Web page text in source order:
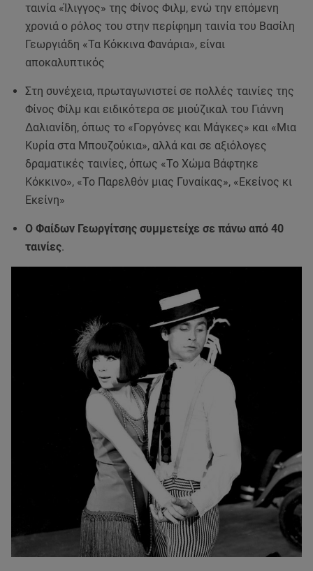
ταινία «Ίλιγγος» της Φίνος Φιλμ, ενώ την επόμενη
χρονιά ο ρόλος του στην περίφημη ταινία του Βασίλη
Γεωργιάδη «Τα Κόκκινα Φανάρια», είναι
αποκαλυπτικός
Στη συνέχεια, πρωταγωνιστεί σε πολλές ταινίες της
Φίνος Φίλμ και ειδικότερα σε μιούζικαλ του Γιάννη
Δαλιανίδη, όπως το «Γοργόνες και Μάγκες» και «Μια
Κυρία στα Μπουζούκια», αλλά και σε αξιόλογες
δραματικές ταινίες, όπως «Το Χώμα Βάφτηκε
Κόκκινο», «Το Παρελθόν μιας Γυναίκας», «Εκείνος κι
Εκείνη»
Ο Φαίδων Γεωργίτσης συμμετείχε σε πάνω από 40
ταινίες.